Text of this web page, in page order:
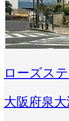
ローズス
大阪府泉